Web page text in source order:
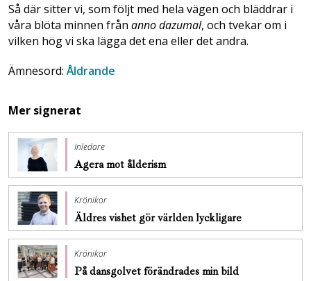
Så där sitter vi, som följt med hela vägen och bläddrar i
våra blöta minnen från anno dazumal, och tvekar om i
vilken hög vi ska lägga det ena eller det andra.
Ämnesord:Åldrande
Mer signerat
Inledare
Agera mot ålderism
Krönikor
Äldres vishet gör världen lyckligare
Krönikor
På dansgolvet förändrades min bild